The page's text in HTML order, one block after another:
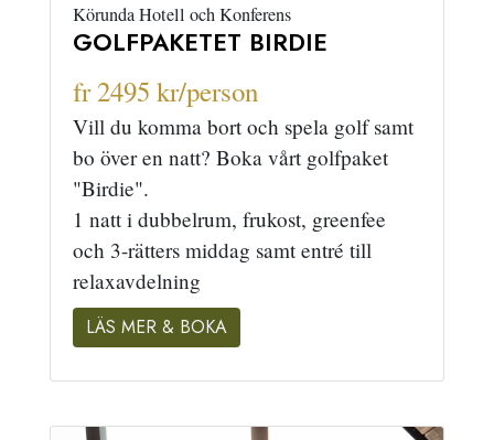
Körunda Hotell och Konferens
GOLFPAKETET BIRDIE
fr 2495 kr/person
Vill du komma bort och spela golf samt
bo över en natt? Boka vårt golfpaket
"Birdie".
1 natt i dubbelrum, frukost, greenfee
och 3-rätters middag samt entré till
relaxavdelning
LÄS MER & BOKA